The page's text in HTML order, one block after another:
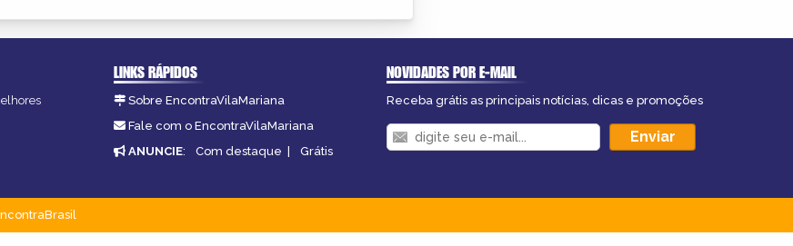
LINKS RÁPIDOS
Sobre EncontraVilaMariana
Fale com o EncontraVilaMariana
ANUNCIE: Com destaque | Grátis
NOVIDADES POR E-MAIL
Receba grátis as principais notícias, dicas e promoções